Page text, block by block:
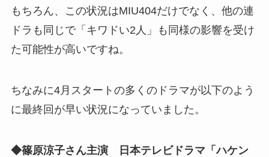
もちろん、この状況はMIU404だけでなく、他の連
ドラも同じで「キワドい2人」も同様の影響を受け
た可能性が高いですね。
ちなみに4月スタートの多くのドラマが以下のよう
に最終回が早い状況になっていました。
◆篠原涼子さん主演 日本テレビドラマ「ハケン